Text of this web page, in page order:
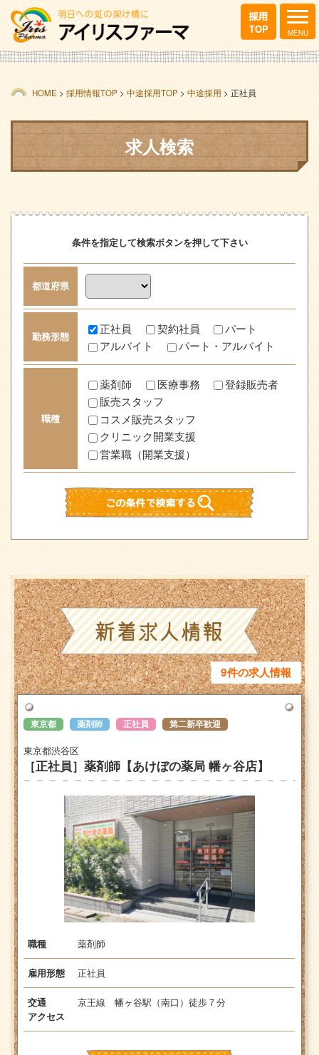
HOME > 採用情報TOP > 中途採用TOP > 中途採用 > 正社員
求人検索
条件を指定して検索ボタンを押して下さい
都道府県
勤務形態
正社員 契約社員
パート
アルバイト
パート・アルバイト
職種
薬剤師 医療事務
登録販売者
販売スタッフ
コスメ販売スタッフ
クリニック開業支援
営業職（開業支援）
9件の求人情報
東京都 薬剤師 正社員 第二新卒歓迎
東京都渋谷区
［正社員］薬剤師【あけぼの薬局 幡ヶ谷店】
職種 薬剤師
雇用形態 正社員
交通
アクセス
京王線 幡ヶ谷駅（南口）徒歩７分